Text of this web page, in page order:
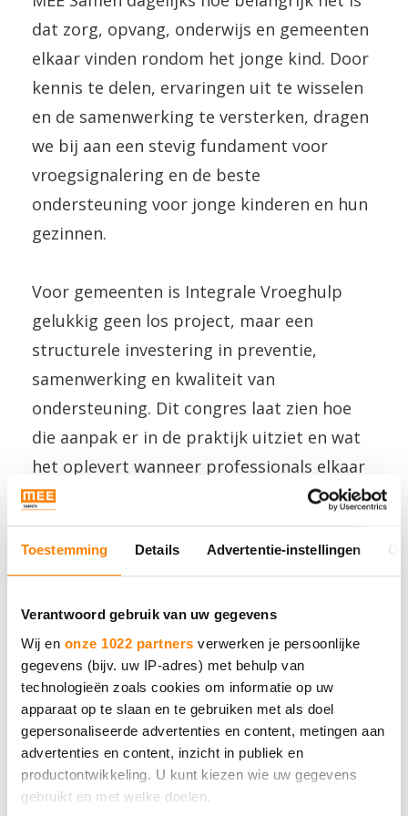
Toestemming Details Advertentie-instellingen
Verantwoord gebruik van uw gegevens
Wij en onze 1022 partners verwerken je persoonlijke
gegevens (bijv. uw IP-adres) met behulp van
technologieën zoals cookies om informatie op uw
apparaat op te slaan en te gebruiken met als doel
gepersonaliseerde advertenties en content, metingen aan
advertenties en content, inzicht in publiek en
productontwikkeling. U kunt kiezen wie uw gegevens
gebruikt en met welke doelen.
van ouders is daarmee onlosmakelijk
verbonden met goede hulp aan het
jonge kind. Wat ons betreft een
kernprincipe binnen Integrale
Vroeghulp.
is dat meer helpend dan vaag blijven.
Afronden met concrete
vervolgstappen geeft ouders rust en
richting.
laten. In beweging komen is
belangrijk, en dat hoeft niet altijd
door te praten: spel is vaak een
waardevolle ingang.
dat zorg, opvang, onderwijs en gemeenten
elkaar vinden rondom het jonge kind. Door
kennis te delen, ervaringen uit te wisselen
en de samenwerking te versterken, dragen
we bij aan een stevig fundament voor
vroegsignalering en de beste
ondersteuning voor jonge kinderen en hun
gezinnen.
Voor gemeenten is Integrale Vroeghulp
gelukkig geen los project, maar een
structurele investering in preventie,
samenwerking en kwaliteit van
ondersteuning. Dit congres laat zien hoe
die aanpak er in de praktijk uitziet en wat
het oplevert wanneer professionals elkaar
weten te vinden.
Sfeerimpressie
hieronder de sfeerimpressie van deze dag.
Sfeerimpressie van het IVH-congres
Samen sterk voor jonge